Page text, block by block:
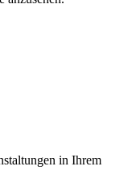
in Ihrem